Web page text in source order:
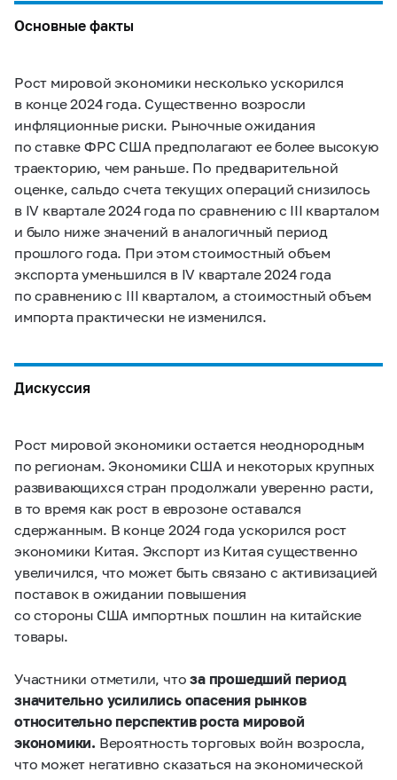
Основные факты
Рост мировой экономики несколько ускорился
в конце 2024 года. Существенно возросли
инфляционные риски. Рыночные ожидания
по ставке ФРС США предполагают ее более высокую
траекторию, чем раньше. По предварительной
оценке, сальдо счета текущих операций снизилось
в IV квартале 2024 года по сравнению с III кварталом
и было ниже значений в аналогичный период
прошлого года. При этом стоимостный объем
экспорта уменьшился в IV квартале 2024 года
по сравнению с III кварталом, а стоимостный объем
импорта практически не изменился.
Дискуссия
Рост мировой экономики остается неоднородным
по регионам. Экономики США и некоторых крупных
развивающихся стран продолжали уверенно расти,
в то время как рост в еврозоне оставался
сдержанным. В конце 2024 года ускорился рост
экономики Китая. Экспорт из Китая существенно
увеличился, что может быть связано с активизацией
поставок в ожидании повышения
со стороны США импортных пошлин на китайские
товары.
Участники отметили, чтоза прошедший период
значительно усилились опасения рынков
относительно перспектив роста мировой
экономики. Вероятность торговых войн возросла,
что может негативно сказаться на экономической